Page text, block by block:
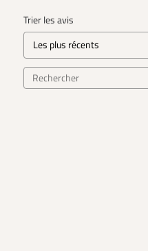
Trier les avis